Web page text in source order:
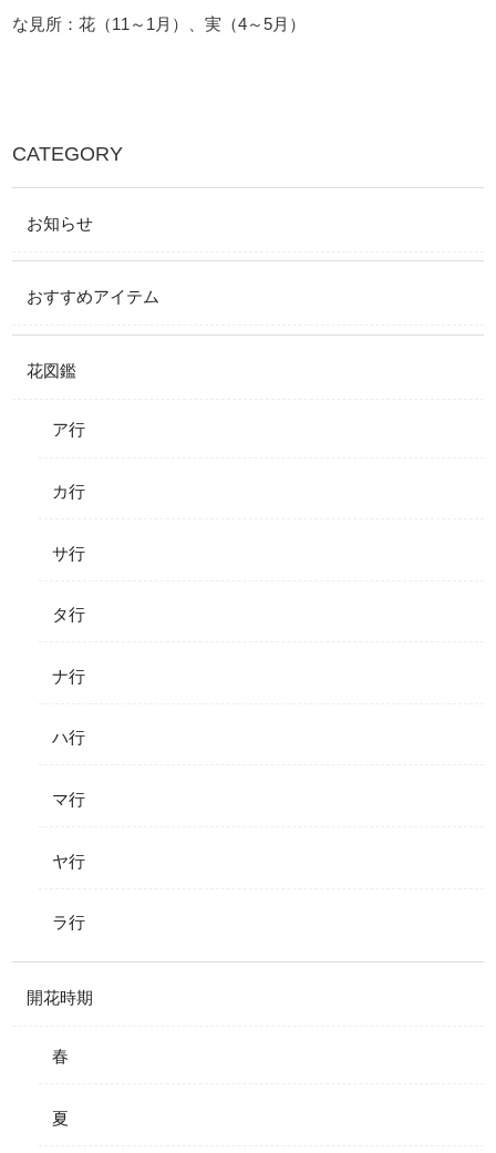
な見所：花（11～1月）、実（4～5月）
CATEGORY
お知らせ
おすすめアイテム
花図鑑
ア行
カ行
サ行
タ行
ナ行
ハ行
マ行
ヤ行
ラ行
開花時期
春
夏